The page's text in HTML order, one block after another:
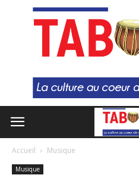
Accueil Musique
Musique